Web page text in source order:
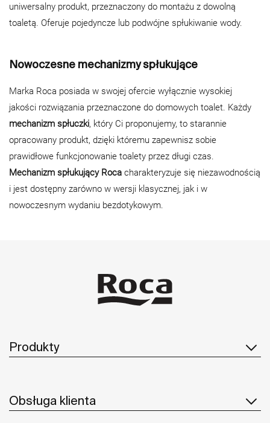
uniwersalny produkt, przeznaczony do montażu z dowolną
toaletą. Oferuje pojedyncze lub podwójne spłukiwanie wody.
Nowoczesne mechanizmy spłukujące
Marka Roca posiada w swojej ofercie wyłącznie wysokiej
jakości rozwiązania przeznaczone do domowych toalet. Każdy
mechanizm spłuczki, który Ci proponujemy, to starannie
opracowany produkt, dzięki któremu zapewnisz sobie
prawidłowe funkcjonowanie toalety przez długi czas.
Mechanizm spłukujący Roca charakteryzuje się niezawodnością
i jest dostępny zarówno w wersji klasycznej, jak i w
nowoczesnym wydaniu bezdotykowym.
Produkty
Obsługa klienta